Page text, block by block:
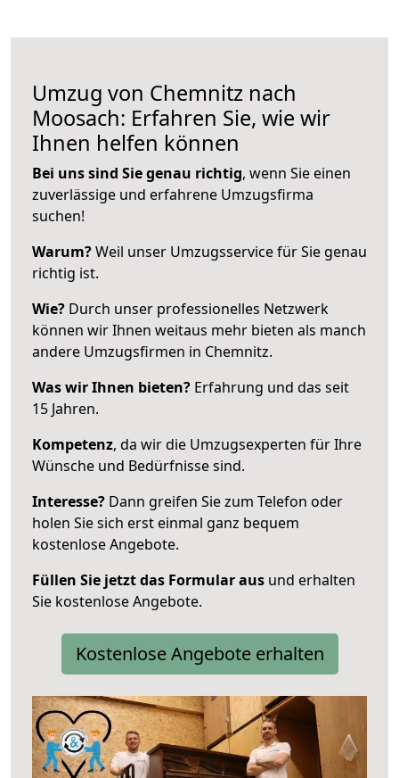
Umzug von Chemnitz nach
Moosach: Erfahren Sie, wie wir
Ihnen helfen können
Bei uns sind Sie genau richtig, wenn Sie einen
zuverlässige und erfahrene Umzugsfirma
suchen!
Warum?Weil unser Umzugsservice für Sie genau
richtig ist.
Wie? Durch unser professionelles Netzwerk
können wir Ihnen weitaus mehr bieten als manch
andere Umzugsfirmen in Chemnitz.
Was wir Ihnen bieten? Erfahrung und das seit
15 Jahren.
Kompetenz, da wir die Umzugsexperten für Ihre
Wünsche und Bedürfnisse sind.
Interesse? Dann greifen Sie zum Telefon oder
holen Sie sich erst einmal ganz bequem
kostenlose Angebote.
Füllen Sie jetzt das Formular aus und erhalten
Sie kostenlose Angebote.
Kostenlose Angebote erhalten